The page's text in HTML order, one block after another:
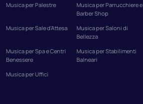
Musica per Palestre
Musica per Parrucchiere e
Barber Shop
Musica per Sale d'Attesa
Musica per Saloni di
Bellezza
Musica per Spa e Centri
Benessere
Musica per Stabilimenti
Balneari
Musica per Uffici